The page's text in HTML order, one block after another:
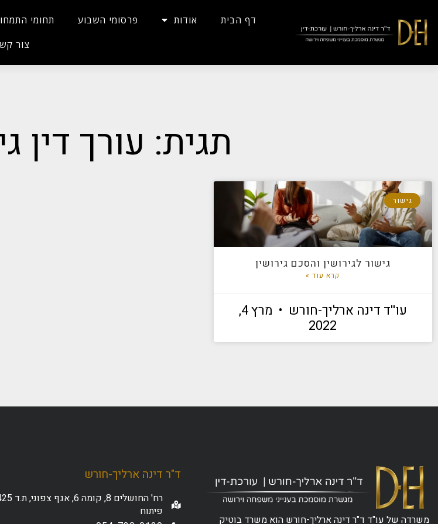
דף הבית אודות פרסומי השבוע תחומי
צור
תגית: עורך דין
גישור
גישור לגירושין והסכם גירושין
קרא עוד »
עו''ד דינה ארליך-חורש
מרץ 4,
2022
משרדה של עו"ד ד"ר דינה ארליך-חורש הוא משרד בוטיק
ד"ר דינה ארליך-חורש
פיתוח